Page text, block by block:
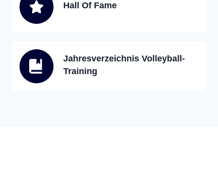
Hall Of Fame
Jahresverzeichnis Volleyball-
Training